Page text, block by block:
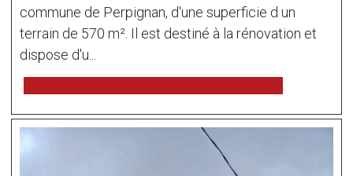
commune de Perpignan, d'une superficie d un
terrain de 570 m². Il est destiné à la rénovation et
dispose d'u...